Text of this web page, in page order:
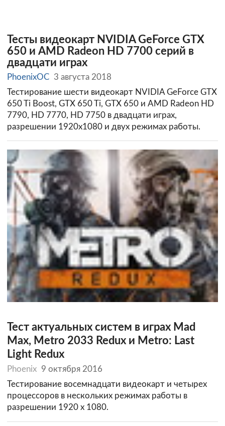
Тесты видеокарт NVIDIA GeForce GTX
650 и AMD Radeon HD 7700 серий в
двадцати играх
PhoenixOC 3 августа 2018
Тестирование шести видеокарт NVIDIA GeForce GTX
650 Ti Boost, GTX 650 Ti, GTX 650 и AMD Radeon HD
7790, HD 7770, HD 7750 в двадцати играх,
разрешении 1920х1080 и двух режимах работы.
Тест актуальных систем в играх Mad
Max, Metro 2033 Redux и Metro: Last
Light Redux
Phoenix 9 октября 2016
Тестирование восемнадцати видеокарт и четырех
процессоров в нескольких режимах работы в
разрешении 1920 х 1080.